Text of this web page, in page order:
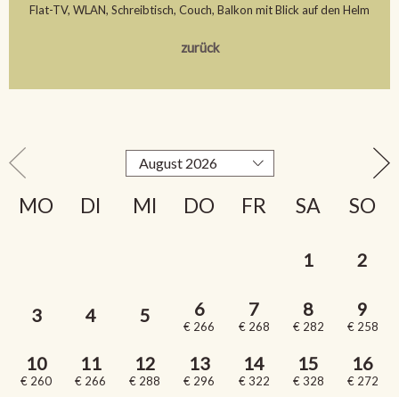
Flat-TV, WLAN, Schreibtisch, Couch, Balkon mit Blick auf den Helm
zurück